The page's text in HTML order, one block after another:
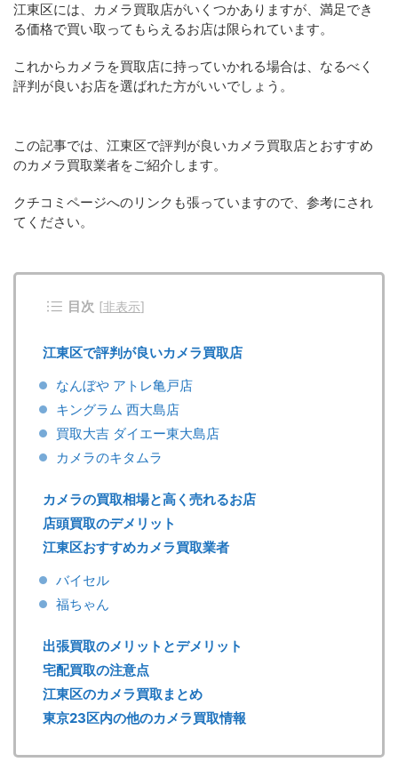
江東区には、カメラ買取店がいくつかありますが、満足でき
る価格で買い取ってもらえるお店は限られています。
これからカメラを買取店に持っていかれる場合は、なるべく
評判が良いお店を選ばれた方がいいでしょう。
この記事では、江東区で評判が良いカメラ買取店とおすすめ
のカメラ買取業者をご紹介します。
クチコミページへのリンクも張っていますので、参考にされ
てください。
目次 [非表示]
江東区で評判が良いカメラ買取店
なんぼや アトレ亀戸店
キングラム 西大島店
買取大吉 ダイエー東大島店
カメラのキタムラ
カメラの買取相場と高く売れるお店
店頭買取のデメリット
江東区おすすめカメラ買取業者
バイセル
福ちゃん
出張買取のメリットとデメリット
宅配買取の注意点
江東区のカメラ買取まとめ
東京23区内の他のカメラ買取情報